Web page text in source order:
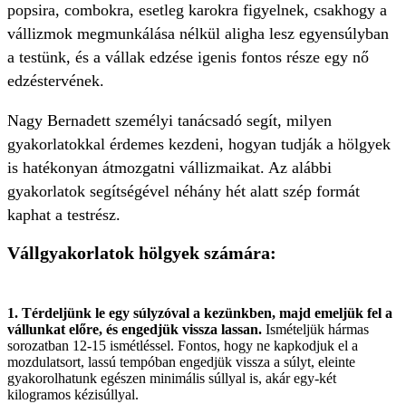
popsira, combokra, esetleg karokra figyelnek, csakhogy a
vállizmok megmunkálása nélkül aligha lesz egyensúlyban
a testünk, és a vállak edzése igenis fontos része egy nő
edzéstervének.
Nagy Bernadett személyi tanácsadó segít, milyen
gyakorlatokkal érdemes kezdeni, hogyan tudják a hölgyek
is hatékonyan átmozgatni vállizmaikat. Az alábbi
gyakorlatok segítségével néhány hét alatt szép formát
kaphat a testrész.
Vállgyakorlatok hölgyek számára:
1. Térdeljünk le egy súlyzóval a kezünkben, majd emeljük fel a
vállunkat előre, és engedjük vissza lassan. Ismételjük hármas
sorozatban 12-15 ismétléssel. Fontos, hogy ne kapkodjuk el a
mozdulatsort, lassú tempóban engedjük vissza a súlyt, eleinte
gyakorolhatunk egészen minimális súllyal is, akár egy-két
kilogramos kézisúllyal.